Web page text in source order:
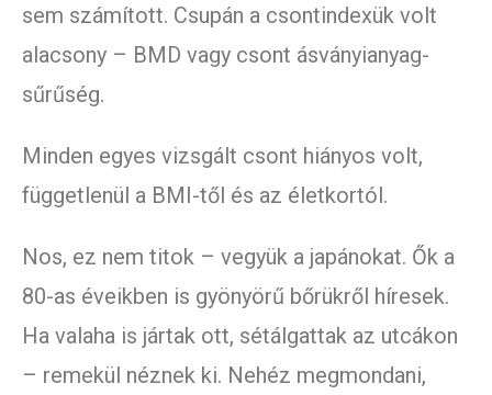
sem számított. Csupán a csontindexük volt
alacsony – BMD vagy csont ásványianyag-
sűrűség.
Minden egyes vizsgált csont hiányos volt,
függetlenül a BMI-től és az életkortól.
Nos, ez nem titok – vegyük a japánokat. Ők a
80-as éveikben is gyönyörű bőrükről híresek.
Ha valaha is jártak ott, sétálgattak az utcákon
– remekül néznek ki. Nehéz megmondani,